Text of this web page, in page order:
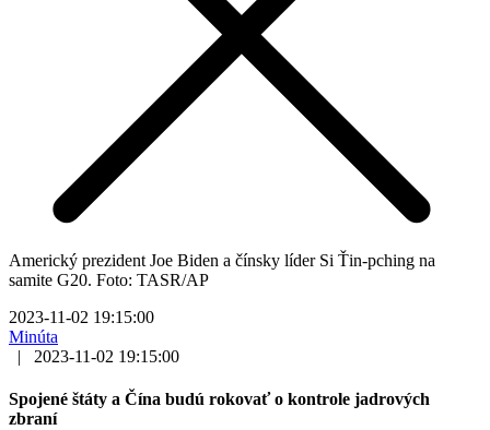
Americký prezident Joe Biden a čínsky líder Si Ťin-pching na
samite G20. Foto: TASR/AP
2023-11-02 19:15:00
Minúta
|
2023-11-02 19:15:00
Spojené štáty a Čína budú rokovať o kontrole jadrových
zbraní